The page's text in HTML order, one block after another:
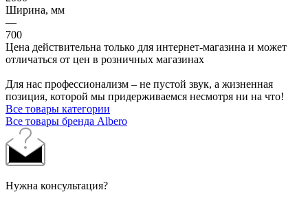
Ширина, мм
—
700
Цена действительна только для интернет-магазина и может
отличаться от цен в розничных магазинах
Для нас профессионализм – не пустой звук, а жизненная
позиция, которой мы придерживаемся несмотря ни на что!
Все товары категории
Все товары бренда Albero
Нужна консультация?